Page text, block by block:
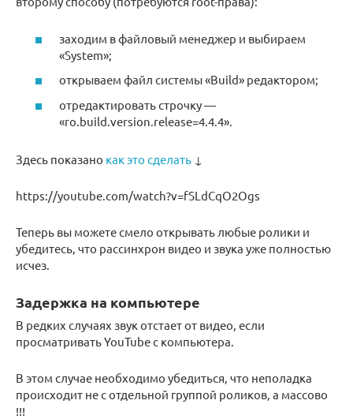
заходим в файловый менеджер и выбираем
«System»;
открываем файл системы «Build» редактором;
отредактировать строчку —
«ro.build.version.release=4.4.4».
Здесь показано как это сделать ↓
https://youtube.com/watch?v=fSLdCqO2Ogs
Теперь вы можете смело открывать любые ролики и
убедитесь, что рассинхрон видео и звука уже полностью
исчез.
Задержка на компьютере
В редких случаях звук отстает от видео, если
просматривать YouTube с компьютера.
В этом случае необходимо убедиться, что неполадка
происходит не с отдельной группой роликов, а массово
!!!